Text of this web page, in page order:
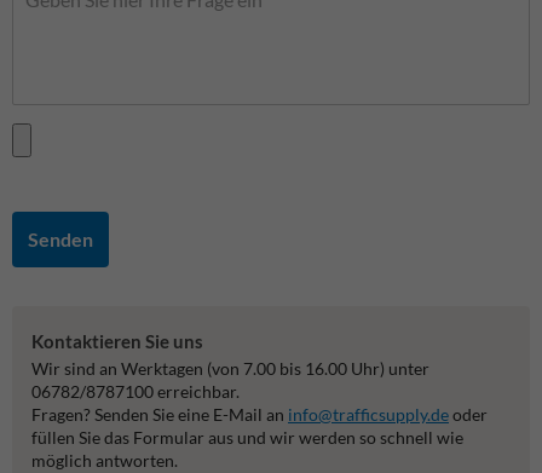
Senden
Kontaktieren Sie uns
Wir sind an Werktagen (von 7.00 bis 16.00 Uhr) unter
06782/8787100 erreichbar.
Fragen? Senden Sie eine E-Mail an info@trafficsupply.deoder
füllen Sie das Formular aus und wir werden so schnell wie
möglich antworten.